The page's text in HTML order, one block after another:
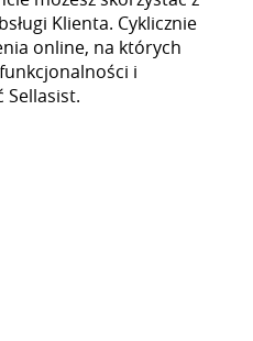
Klienta. Cyklicznie
online, na których
i
Sellasist.